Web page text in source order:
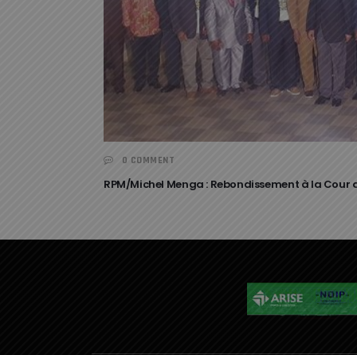
0 COMMENT
RPM/Michel Menga : Rebondissement à la Cour